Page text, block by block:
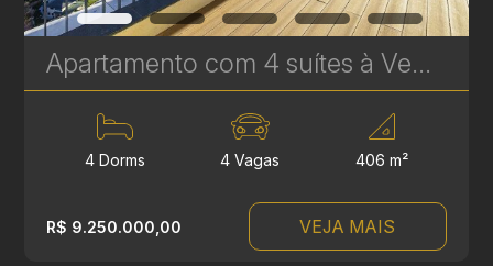
Apartamento com 4 suítes à Venda no AGE360 - Ecoville - 406 m² - Alto Padrão | Ref. 1816
4 Dorms 4 Vagas 406 m²
R$ 9.250.000,00 VEJA MAIS